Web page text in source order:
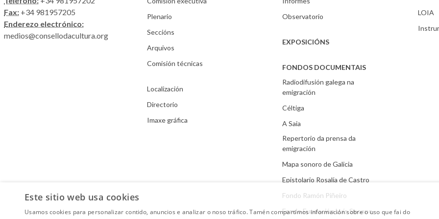
Fax: +34 981957205
Enderezo electrónico:
medios@consellodacultura.org
Plenario
Seccións
Arquivos
Comisión técnicas
Localización
Directorio
Imaxe gráfica
Observatorio
EXPOSICIÓNS
FONDOS DOCUMENTAIS
Radiodifusión galega na
emigración
Céltiga
A Saia
Repertorio da prensa da
emigración
Mapa sonoro de Galicia
Epistolario Rosalía de Castro
Fondo Ramón Piñeiro
Fondo Fundación Luís Seoane
LOIA
Este sitio web usa cookies
Usamos cookies para personalizar contido, anuncios e analizar o noso tráfico. Tamén compartimos información sobre o uso que fai do